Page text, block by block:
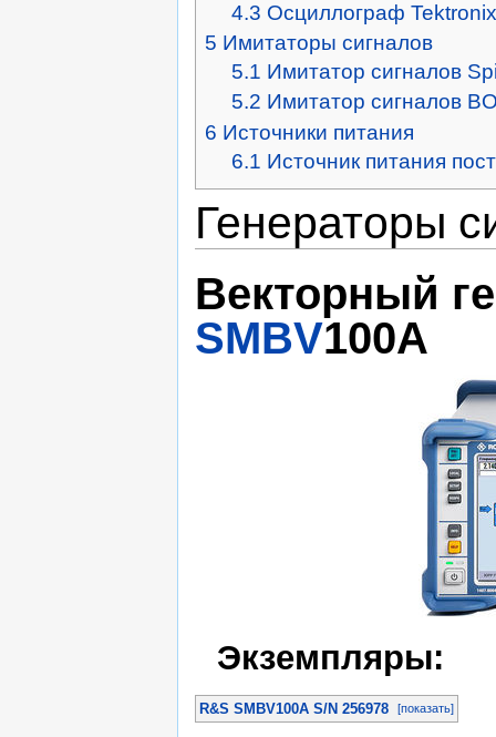
4.3 Осциллограф
5 Имитаторы сигналов
5.1 Имитатор сигналов
5.2 Имитатор сигналов
6 Источники питания
6.1 Источник питания
Генераторы
Векторный
SMBV100A
Экземпляры:
[показать]
R&S SMBV100A S/N 256978